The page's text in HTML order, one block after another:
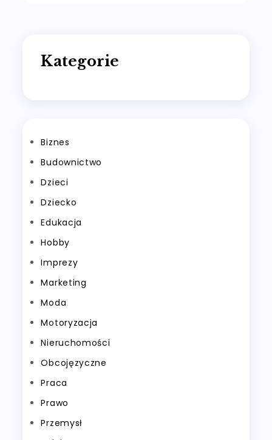
Kategorie
Biznes
Budownictwo
Dzieci
Dziecko
Edukacja
Hobby
Imprezy
Marketing
Moda
Motoryzacja
Nieruchomości
Obcojęzyczne
Praca
Prawo
Przemysł